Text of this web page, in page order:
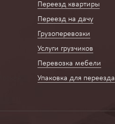
Переезд квартиры
Переезд на дачу
Грузоперевозки
Услуги грузчиков
Перевозка мебели
Упаковка для переезда